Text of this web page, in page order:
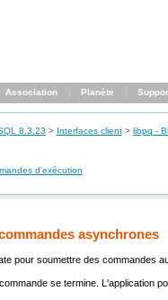
Association Planète
8.3.23 > Interfaces client> libpq -
d'exécution
asynchrones
pour soumettre des commandes
se termine. L'application